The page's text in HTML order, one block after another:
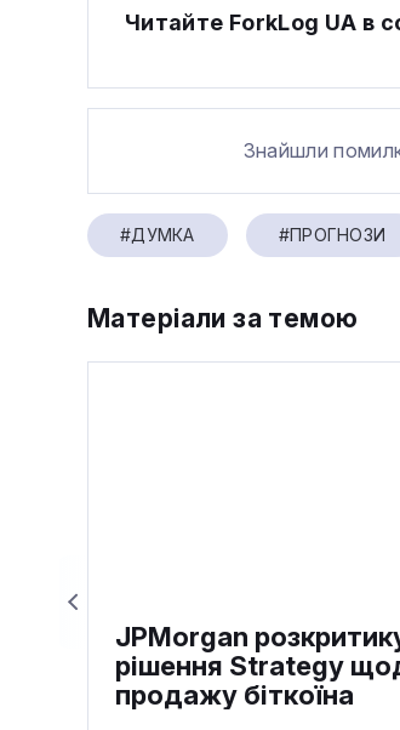
Читайте ForkLog UA в
Знайшли
#ДУМКА #ПРОГНОЗИ
Матеріали за темою
JPMorgan
рішення Strategy
продажу біткоїна